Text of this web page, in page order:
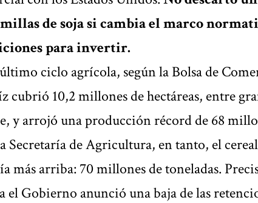
de soja si cambia el marco
para invertir.
ciclo agrícola, según la Bolsa de
cubrió 10,2 millones de hectáreas, entre
y arrojó una producción récord de 68
Secretaría de Agricultura, en tanto, el
más arriba: 70 millones de toneladas.
el Gobierno anunció una baja de las